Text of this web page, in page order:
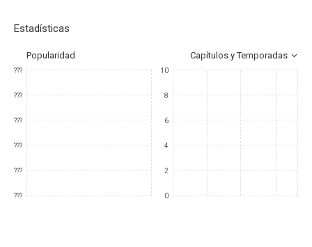
Estadísticas
Popularidad Capítulos y Temporadas
???
???
???
???
???
???
10
8
6
4
2
0